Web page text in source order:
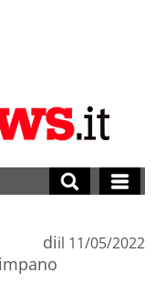
diil 11/05/2022